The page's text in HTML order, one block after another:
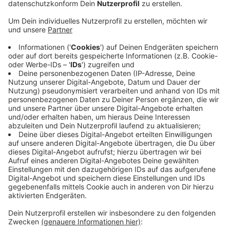
Region: Fast 50 Jahre alt ist das Betriebsgebäude am
Nordufer des Kemnader Sees. Seit einer Woche wird
der Bau umfassend saniert, weil er typische
altersbedingte Schäden aufweist. Inzwischen wurden
die Fassaden und Dachbahnen des oberen
Gebäudeteils entfernt.
Die Wände und das Dach werden neu gedämmt und
abgedichtet. Außerdem bekommt der Bau eine neue
Fassadenverkleidung. Der Ruhrverband geht davon aus,
dass die Arbeiten wie geplant in rund zwei Monaten
abgeschlossen sind.
Die Fuß- und Radwege, die am Betriebsgebäude
entlang führen, werden davon nicht beeinträchtigt.
Anzeige